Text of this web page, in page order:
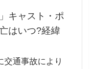
キャスト・ポ
はいつ?経緯
交通事故により